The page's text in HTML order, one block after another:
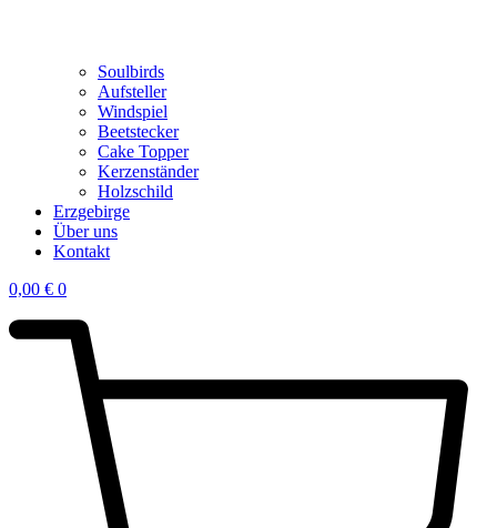
Soulbirds
Aufsteller
Windspiel
Beetstecker
Cake Topper
Kerzenständer
Holzschild
Erzgebirge
Über uns
Kontakt
0,00 € 0